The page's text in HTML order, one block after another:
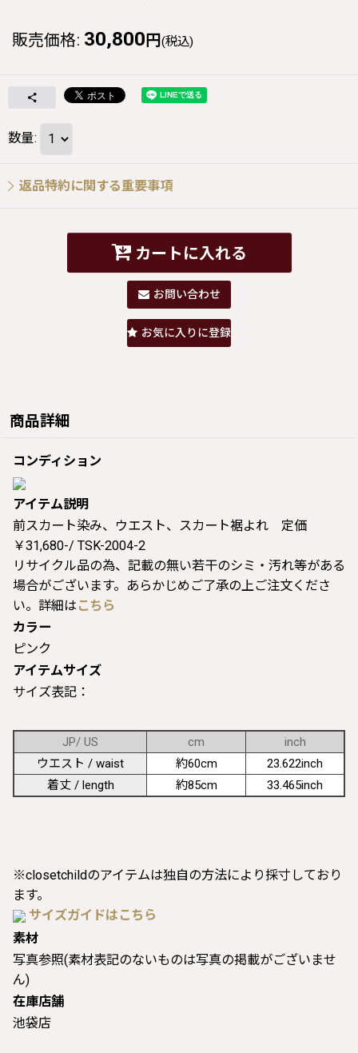
販売価格: 30,800 円 (税込)
数量:
返品特約に関する重要事項
カートに入れる
お問い合わせ
お気に入りに登録
商品詳細
コンディション
アイテム説明
前スカート染み、ウエスト、スカート裾よれ 定価
￥31,680-/ TSK-2004-2
リサイクル品の為、記載の無い若干のシミ・汚れ等がある
場合がございます。あらかじめご了承の上ご注文くださ
い。詳細は こちら
カラー
ピンク
アイテムサイズ
サイズ表記：
JP/ US cm
inch
ウエスト / waist
約60cm
23.622inch
着丈 / length
約85cm 33.465inch
※closetchildのアイテムは独自の方法により採寸しており
ます。
サイズガイドはこちら
素材
写真参照(素材表記のないものは写真の掲載がございませ
ん)
在庫店舗
池袋店